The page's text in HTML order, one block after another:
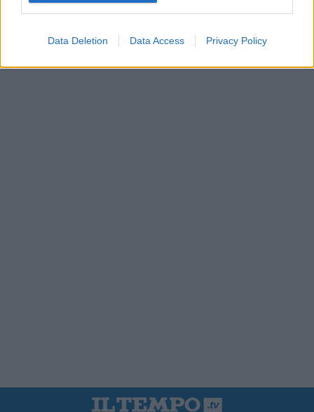
Data Deletion Data Access Privacy Policy